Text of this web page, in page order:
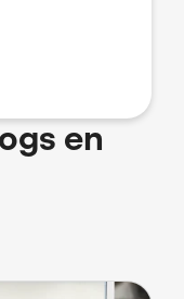
en